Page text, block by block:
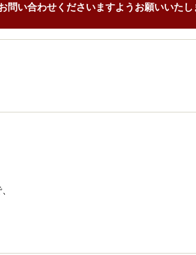
い合わせくださいますようお願いいたし